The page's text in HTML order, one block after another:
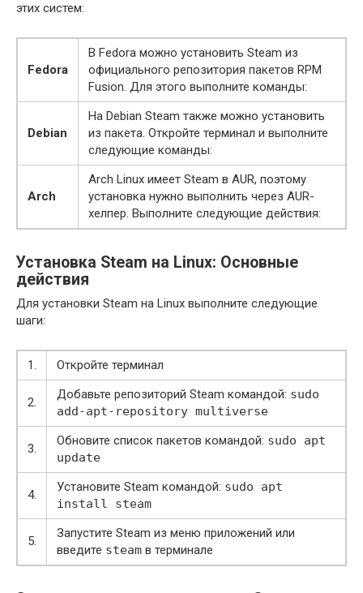
этих систем:
Fedora
В Fedora можно установить Steam из
официального репозитория пакетов RPM
Fusion. Для этого выполните команды:
Debian
На Debian Steam также можно установить
из пакета. Откройте терминал и выполните
следующие команды:
Arch
Arch Linux имеет Steam в AUR, поэтому
установка нужно выполнить через AUR-
хелпер. Выполните следующие действия:
Установка Steam на Linux: Основные
действия
Для установки Steam на Linux выполните следующие
шаги:
1. Откройте терминал
2.
Добавьте репозиторий Steam командой: sudo
add-apt-repository multiverse
3.
Обновите список пакетов командой: sudo apt
update
4.
Установите Steam командой: sudo apt
install steam
5.
Запустите Steam из меню приложений или
введите steam в терминале